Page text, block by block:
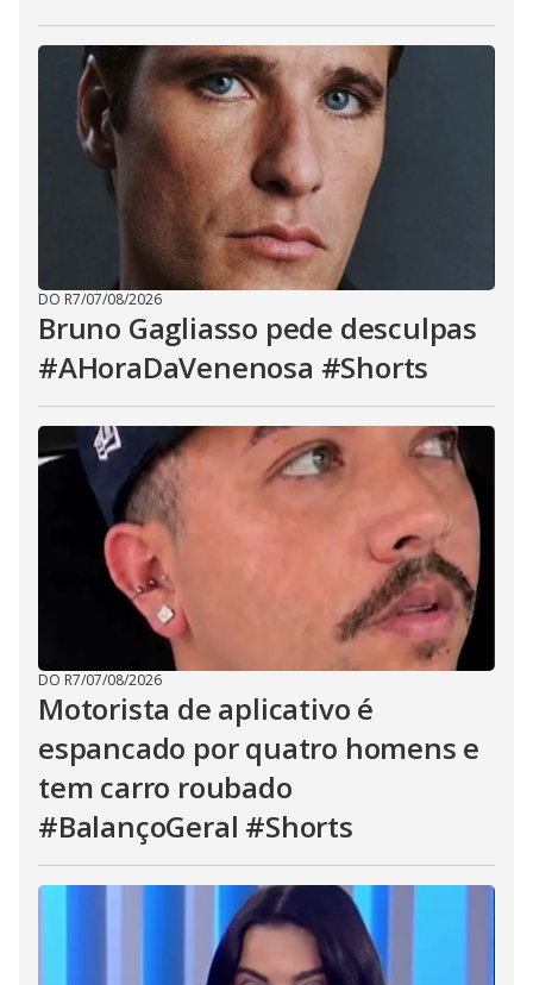
DO R7/07/08/2026
Bruno Gagliasso pede desculpas
#AHoraDaVenenosa #Shorts
DO R7/07/08/2026
Motorista de aplicativo é
espancado por quatro homens e
tem carro roubado
#BalançoGeral #Shorts